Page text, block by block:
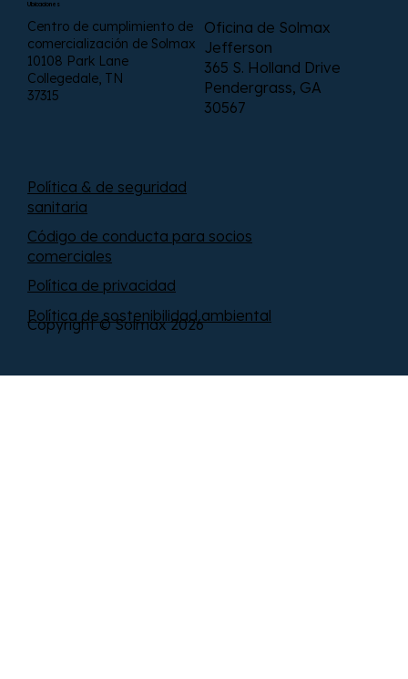
Ubicaciones
Centro de cumplimiento de
comercialización de Solmax
10108 Park Lane
Collegedale, TN
37315
Oficina de Solmax
Jefferson
365 S. Holland Drive
Pendergrass, GA
30567
Copyright © Solmax 2026
Política de privacidad
Política & de seguridad
sanitaria
Código de conducta para socios
comerciales
Política de sostenibilidad ambiental